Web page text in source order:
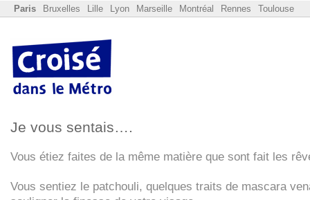
Paris Bruxelles Lille Lyon Marseille Montréal Rennes Toulouse
Je vous sentais….
Vous étiez faites de la même matière que sont fait les
Vous sentiez le patchouli, quelques traits de mascara